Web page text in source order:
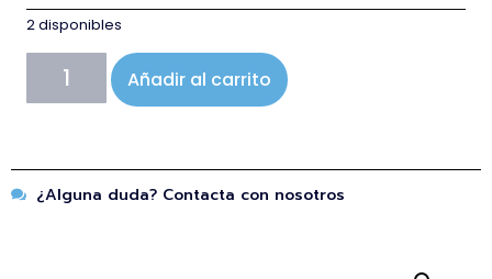
2 disponibles
Añadir al carrito
¿Alguna duda? Contacta con nosotros